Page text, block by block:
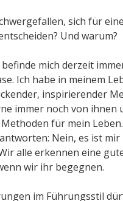
sich für
Und warum?
mich derzeit
Ich habe in meinem
inspirierender
immer noch von ihnen
für mein
Nein, es ist mir
alle erkennen eine
wir ihr begegnen.
im Führungsstil